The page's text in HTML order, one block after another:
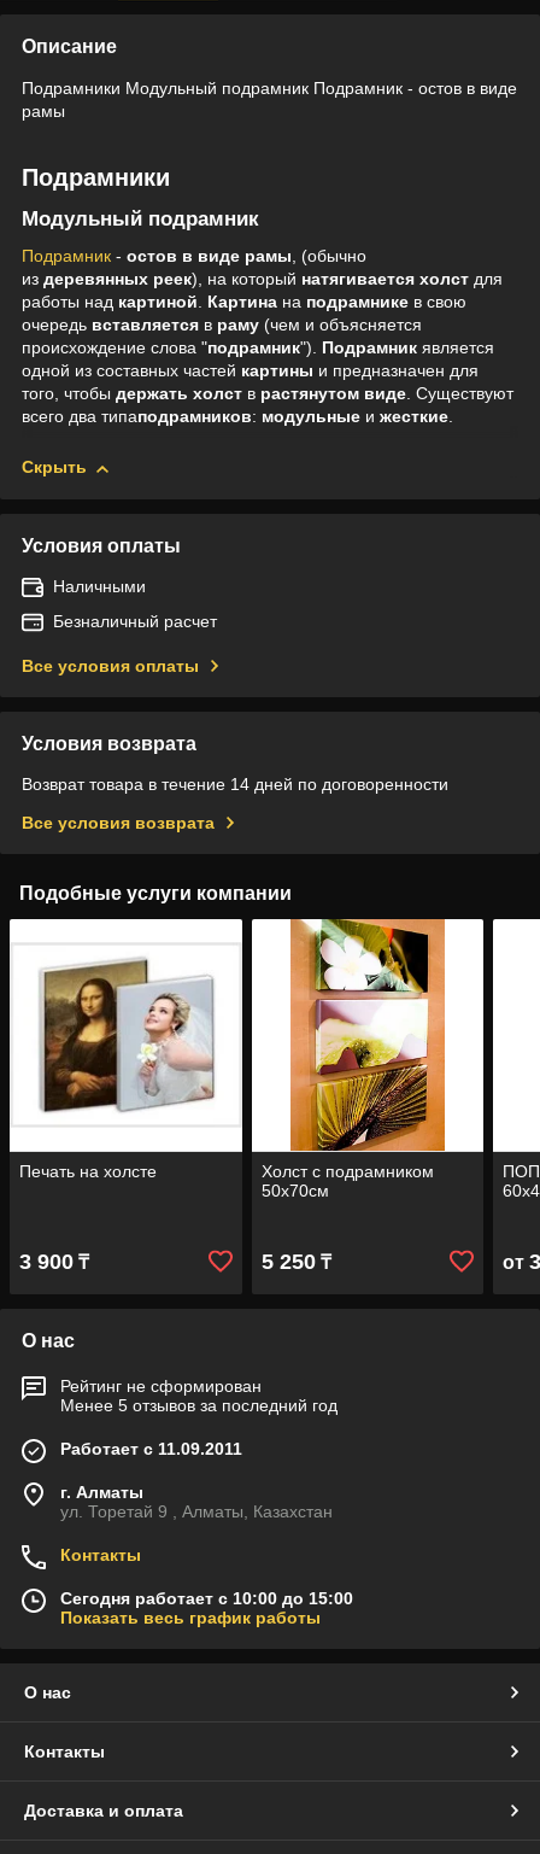
Описание
Подрамники Модульный подрамник Подрамник - остов в виде
рамы
Подрамники
Модульный подрамник
Подрамник - остов в виде рамы, (обычно
из деревянных реек), на который натягивается холст для
работы над картиной. Картина на подрамнике в свою
очередь вставляется в раму (чем и объясняется
происхождение слова "подрамник"). Подрамник является
одной из составных частей картины и предназначен для
того, чтобы держать холст в растянутом виде. Существуют
всего два типаподрамников: модульные и жесткие.
Скрыть
Условия оплаты
Наличными
Безналичный расчет
Все условия оплаты
Условия возврата
Возврат товара в течение 14 дней по договоренности
Все условия возврата
Подобные услуги компании
Печать на холсте
3 900 ₸
Холст с подрамником
50х70см
5 250₸
ПОП
от
О нас
Рейтинг не сформирован
Менее 5 отзывов за последний год
Работает с 11.09.2011
г. Алматы
ул. Торетай 9 , Алматы, Казахстан
Контакты
Сегодня работает с 10:00 до 15:00
Показать весь график работы
О нас
Контакты
Доставка и оплата